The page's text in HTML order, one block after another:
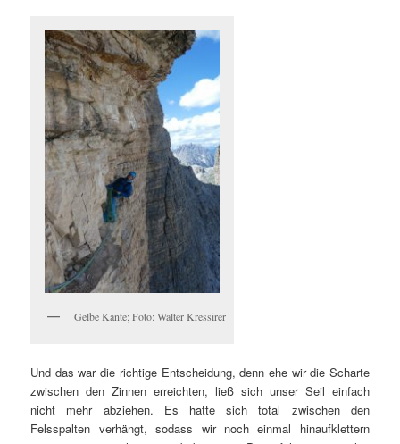
Gelbe Kante; Foto: Walter Kressirer
Und das war die richtige Entscheidung, denn ehe wir die Scharte
zwischen den Zinnen erreichten, ließ sich unser Seil einfach
nicht mehr abziehen. Es hatte sich total zwischen den
Felsspalten verhängt, sodass wir noch einmal hinaufklettern